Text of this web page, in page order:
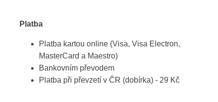
Platba
Platba kartou online (Visa, Visa Electron,
MasterCard a Maestro)
Bankovním převodem
Platba při převzetí v ČR (dobírka) - 29 Kč